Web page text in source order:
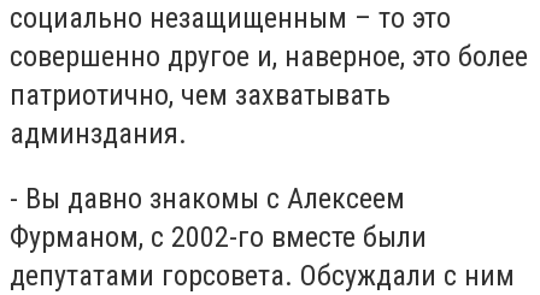
социально незащищенным – то это
совершенно другое и, наверное, это более
патриотично, чем захватывать
админздания.
- Вы давно знакомы с Алексеем
Фурманом, с 2002-го вместе были
депутатами горсовета. Обсуждали с ним